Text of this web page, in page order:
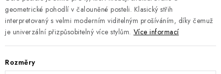
geometrické pohodlí v čalouněné posteli. Klasický střih
interpretovaný s velmi moderním viditelným prošíváním, díky čemuž
je univerzální přizpůsobitelný více stylům. Více informací
Rozměry